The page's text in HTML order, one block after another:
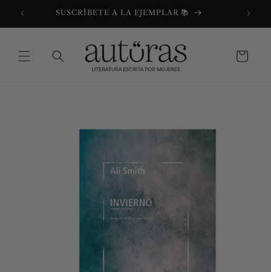
directamenteSUSCRÍBETE A LA EJEMPLAR 📚
Carrito